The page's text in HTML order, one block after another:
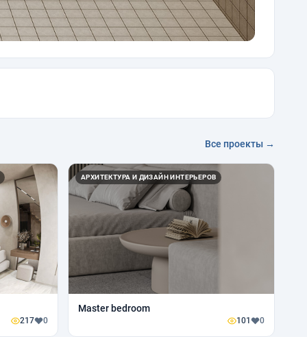
Все проекты →
217 0
АРХИТЕКТУРА И ДИЗАЙН ИНТЕРЬЕРОВ
Master bedroom
101 0